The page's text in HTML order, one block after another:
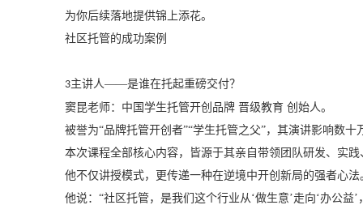
为你后续落地提供锦上添花。
社区托管的成功案例
3主讲人——是谁在托起重磅交付？
窦昆老师： 中国学生托管开创品牌 晋级教育 创始人。
被誉为“品牌托管开创者”“学生托管之父”，其演讲影响数
本次课程全部核心内容，皆源于其亲自带领团队研发、实
他不仅讲授模式，更传递一种在逆境中开创新局的强者心法
他说： “社区托管，是我们这个行业从‘做生意’走向‘办公